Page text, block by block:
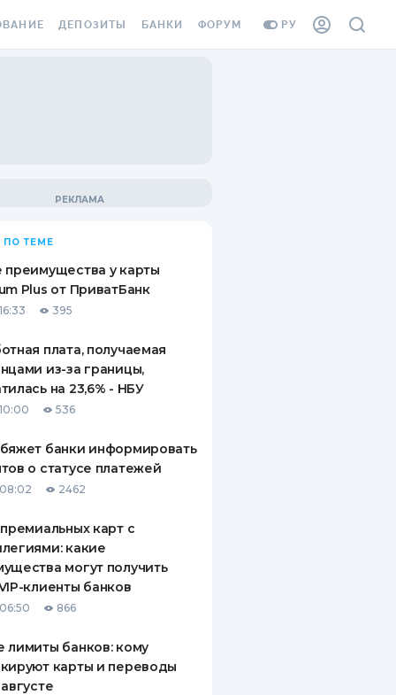
РУ
ВИНЬЕТКА
СОТРУДНИКОВ
ОТ
СЛУЧАЕВ
ПОЛИСЫ
О СТРАХОВЫХ
ДЕПОЗИТЫ
ВОПРОСЫ И ОТВЕТЫ
ПУТЕВОДИТЕЛИ ПО
БАНКИ ФОРУМ
ПО ТЕМЕ
преимущества у карты
Plus от ПриватБанк
395
плата, получаемая
из-за границы,
на 23,6% - НБУ
536
банки информировать
о статусе платежей
2462
карт с
какие
могут получить
клиенты банков
866
лимиты банков: кому
карты и переводы